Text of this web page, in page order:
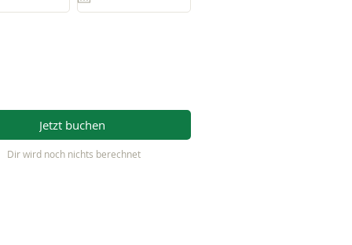
Jetzt buchen
Dir wird noch nichts berechnet